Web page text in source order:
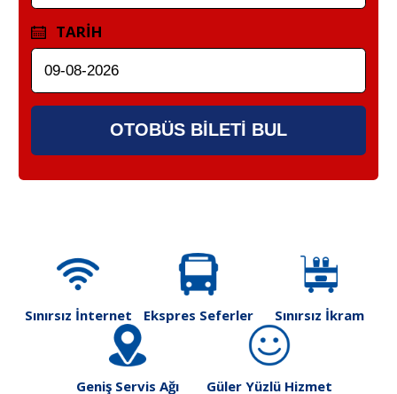
TARİH
OTOBÜS BİLETİ BUL
Sınırsız İnternet Ekspres Seferler Sınırsız İkram
Geniş Servis Ağı Güler Yüzlü Hizmet